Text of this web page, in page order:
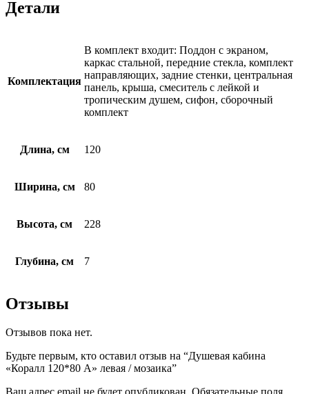
/Детали
Комплектация
В комплект входит: Поддон с экраном,
каркас стальной, передние стекла, комплект
направляющих, задние стенки, центральная
панель, крыша, смеситель с лейкой и
тропическим душем, сифон, сборочный
комплект
Длина, см 120
Ширина, см 80
Высота, см 228
Глубина, см 7
Отзывы
Отзывов пока нет.
Будьте первым, кто оставил отзыв на “Душевая кабина
«Коралл 120*80 А» левая / мозаика”